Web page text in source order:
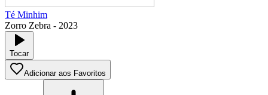
Té Minhim
Zorro Zebra - 2023
Tocar
Adicionar aos Favoritos